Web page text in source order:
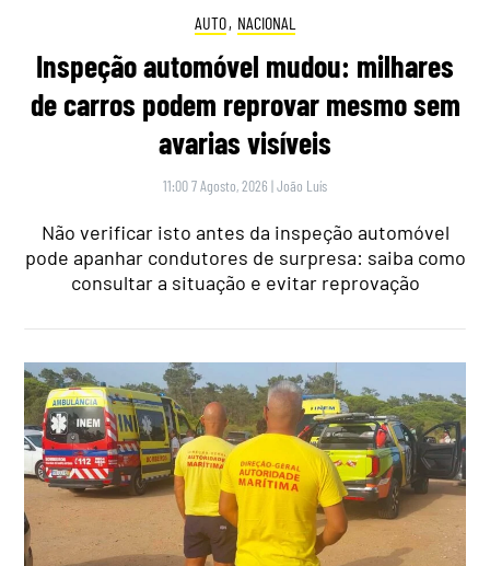
AUTO, NACIONAL
Inspeção automóvel mudou: milhares
de carros podem reprovar mesmo sem
avarias visíveis
11:00 7 Agosto, 2026 |João Luís
Não verificar isto antes da inspeção automóvel
pode apanhar condutores de surpresa: saiba como
consultar a situação e evitar reprovação